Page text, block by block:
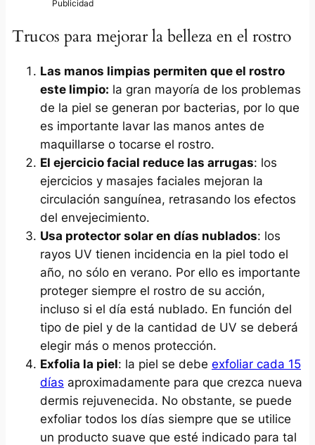
Trucos para mejorar la belleza en el rostro
Las manos limpias permiten que el rostro
este limpio: la gran mayoría de los problemas
de la piel se generan por bacterias, por lo que
es importante lavar las manos antes de
maquillarse o tocarse el rostro.
El ejercicio facial reduce las arrugas: los
ejercicios y masajes faciales mejoran la
circulación sanguínea, retrasando los efectos
del envejecimiento.
Usa protector solar en días nublados: los
rayos UV tienen incidencia en la piel todo el
año, no sólo en verano. Por ello es importante
proteger siempre el rostro de su acción,
incluso si el día está nublado. En función del
tipo de piel y de la cantidad de UV se deberá
elegir más o menos protección.
Exfolia la piel: la piel se debe exfoliar cada 15
días aproximadamente para que crezca nueva
dermis rejuvenecida. No obstante, se puede
exfoliar todos los días siempre que se utilice
un producto suave que esté indicado para tal